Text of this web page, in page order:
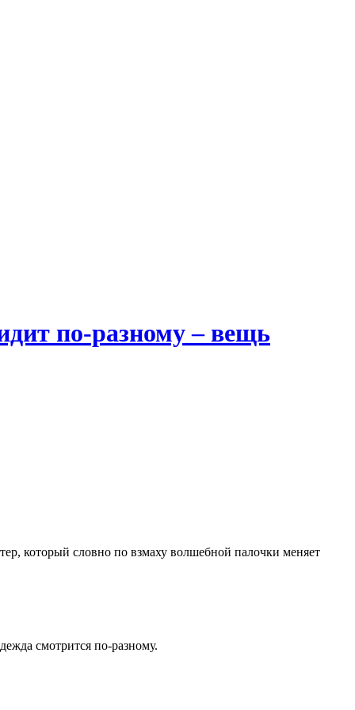
по-разному – вещь
который словно по взмаху волшебной палочки меняет
смотрится по-разному.